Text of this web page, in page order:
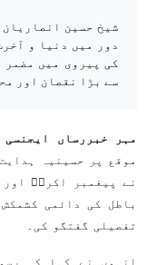
شیخ حسین
دور میں دنیا و
کی پیروی میں
سے بڑا نقصان اور
مہر خبررساں ایجنسی
موقع پر حسینیہ
نے پیغمبر اکرمؐ
باطل کی دائمی
تفصیلی گفتگو کی۔
انہوں نے کہا کہ